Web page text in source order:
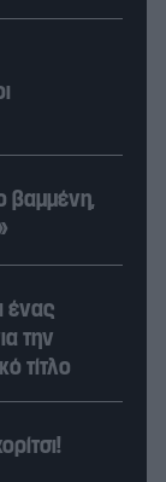
βαμμένη,
ένας
την
τίτλο